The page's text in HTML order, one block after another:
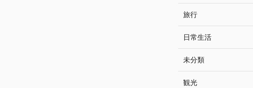
旅行
日常生活
未分類
観光